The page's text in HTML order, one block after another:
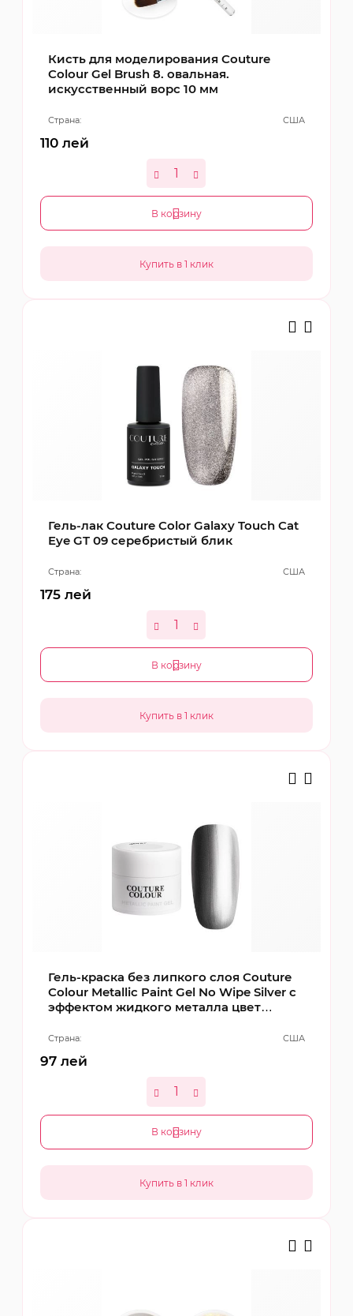
Кисть для моделирования Couture
Colour Gel Brush 8. овальная.
искусственный ворс 10 мм
Страна: США
110 лей
В корзину
Гель-лак Couture Color Galaxy Touch Cat
Eye GT 09 серебристый блик
Страна: США
175 лей
В корзину
Гель-краска без липкого слоя Couture
Colour Metallic Paint Gel No Wipe Silver с
эффектом жидкого металла цвет
Страна: США
97 лей
В корзину